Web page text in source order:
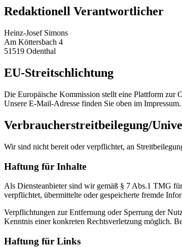
Redaktionell Verantwortlicher
Heinz-Josef Simons
Am Köttersbach 4
51519 Odenthal
EU-Streitschlichtung
Die Europäische Kommission stellt eine Plattform zur
Unsere E-Mail-Adresse finden Sie oben im Impressum.
Verbraucher­streit­beilegung/
Wir sind nicht bereit oder verpflichtet, an
Haftung für Inhalte
Als Diensteanbieter sind wir gemäß § 7 Abs.1 TMG
verpflichtet, übermittelte oder gespeicherte fremde
Verpflichtungen zur Entfernung oder Sperrung der
Kenntnis einer konkreten Rechtsverletzung möglich.
Haftung für Links